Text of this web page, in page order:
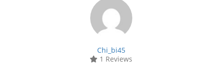
Chi_bi45
1 Reviews